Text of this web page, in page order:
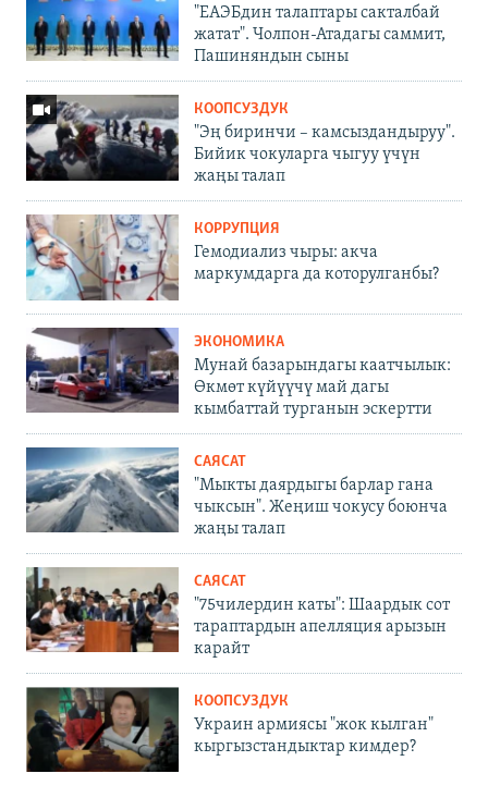
"ЕАЭБдин талаптары сакталбай
жатат". Чолпон-Атадагы саммит,
Пашиняндын сыны
КООПСУЗДУК
"Эң биринчи – камсыздандыруу".
Бийик чокуларга чыгуу үчүн
жаңы талап
КОРРУПЦИЯ
Гемодиализ чыры: акча
маркумдарга да которулганбы?
ЭКОНОМИКА
Мунай базарындагы каатчылык:
Өкмөт күйүүчү май дагы
кымбаттай турганын эскертти
САЯСАТ
"Мыкты даярдыгы барлар гана
чыксын". Жеңиш чокусу боюнча
жаңы талап
САЯСАТ
"75чилердин каты": Шаардык сот
тараптардын апелляция арызын
карайт
КООПСУЗДУК
Украин армиясы "жок кылган"
кыргызстандыктар кимдер?